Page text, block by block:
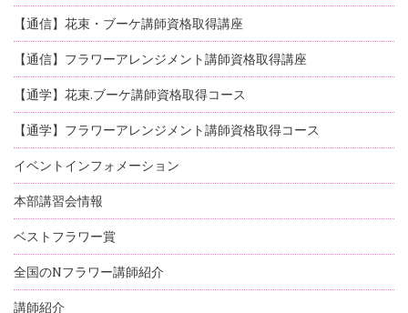
【通信】花束・ブーケ講師資格取得講座
【通信】フラワーアレンジメント講師資格取得講座
【通学】花束.ブーケ講師資格取得コース
【通学】フラワーアレンジメント講師資格取得コース
イベントインフォメーション
本部講習会情報
ベストフラワー賞
全国のNフラワー講師紹介
講師紹介